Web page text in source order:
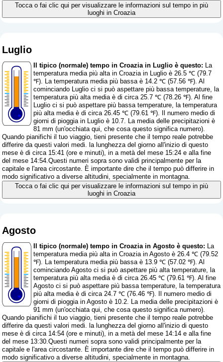
Tocca o fai clic qui per visualizzare le informazioni sul tempo in più
luoghi in Croazia
Luglio
Il tipico (normale) tempo in Croazia in Luglio è questo: La
temperatura media più alta in Croazia in Luglio è 26.5 ℃ (79.7
℉). La temperatura media più bassa è 14.2 ℃ (57.56 ℉). Al
cominciando Luglio ci si può aspettare più bassa temperature, la
temperatura più alta media è di circa 25.7 ℃ (78.26 ℉). Al fine
Luglio ci si può aspettare più bassa temperature, la temperatura
più alta media è di circa 26.45 ℃ (79.61 ℉). Il numero medio di
giorni di pioggia in Luglio è 10.7. La media delle precipitazioni è
81 mm (un'occhiata qui, che cosa questo significa numero).
Quando pianifichi il tuo viaggio, tieni presente che il tempo reale potrebbe
differire da questi valori medi. la lunghezza del giorno all'inizio di questo
mese è di circa 15:41 (ore e minuti), in a metà del mese 15:24 e alla fine
del mese 14:54.Questi numeri sopra sono validi principalmente per la
capitale e l'area circostante. È importante dire che il tempo può differire in
modo significativo a diverse altitudini, specialmente in montagna.
Tocca o fai clic qui per visualizzare le informazioni sul tempo in più
luoghi in Croazia
Agosto
Il tipico (normale) tempo in Croazia in Agosto è questo: La
temperatura media più alta in Croazia in Agosto è 26.4 ℃ (79.52
℉). La temperatura media più bassa è 13.9 ℃ (57.02 ℉). Al
cominciando Agosto ci si può aspettare più alta temperature, la
temperatura più alta media è di circa 26.45 ℃ (79.61 ℉). Al fine
Agosto ci si può aspettare più bassa temperature, la temperatura
più alta media è di circa 24.7 ℃ (76.46 ℉). Il numero medio di
giorni di pioggia in Agosto è 10.2. La media delle precipitazioni è
91 mm (un'occhiata qui, che cosa questo significa numero).
Quando pianifichi il tuo viaggio, tieni presente che il tempo reale potrebbe
differire da questi valori medi. la lunghezza del giorno all'inizio di questo
mese è di circa 14:54 (ore e minuti), in a metà del mese 14:14 e alla fine
del mese 13:30.Questi numeri sopra sono validi principalmente per la
capitale e l'area circostante. È importante dire che il tempo può differire in
modo significativo a diverse altitudini, specialmente in montagna.